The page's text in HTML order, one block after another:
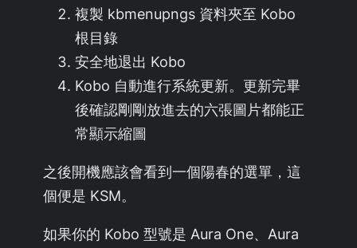
複製 kbmenupngs 資料夾至 Kobo
根目錄
安全地退出 Kobo
Kobo 自動進行系統更新。更新完畢
後確認剛剛放進去的六張圖片都能正
常顯示縮圖
之後開機應該會看到一個陽春的選單，這
個便是 KSM。
如果你的 Kobo 型號是 Aura One、Aura